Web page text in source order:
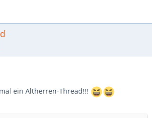
ein Altherren-Thread!!!